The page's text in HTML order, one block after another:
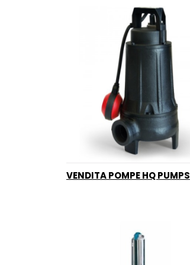
VENDITA POMPE HQ PUMPS